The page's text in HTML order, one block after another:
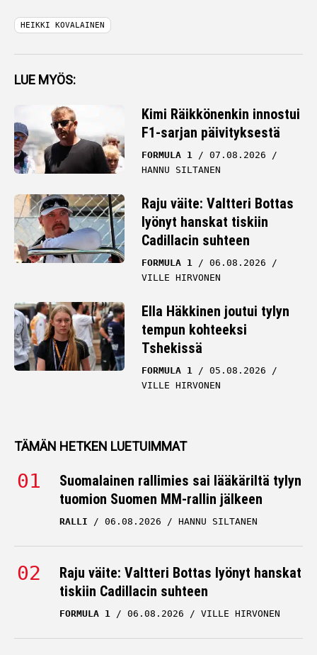
HEIKKI KOVALAINEN
LUE MYÖS:
Kimi Räikkönenkin innostui
F1-sarjan päivityksestä
FORMULA 1
07.08.2026
HANNU SILTANEN
Raju väite: Valtteri Bottas
lyönyt hanskat tiskiin
Cadillacin suhteen
FORMULA 1
06.08.2026
VILLE HIRVONEN
Ella Häkkinen joutui tylyn
tempun kohteeksi
Tshekissä
FORMULA 1
05.08.2026
VILLE HIRVONEN
TÄMÄN HETKEN LUETUIMMAT
Suomalainen rallimies sai lääkäriltä tylyn
tuomion Suomen MM-rallin jälkeen
RALLI 06.08.2026 HANNU SILTANEN
Raju väite: Valtteri Bottas lyönyt hanskat
tiskiin Cadillacin suhteen
FORMULA 1 06.08.2026 VILLE HIRVONEN